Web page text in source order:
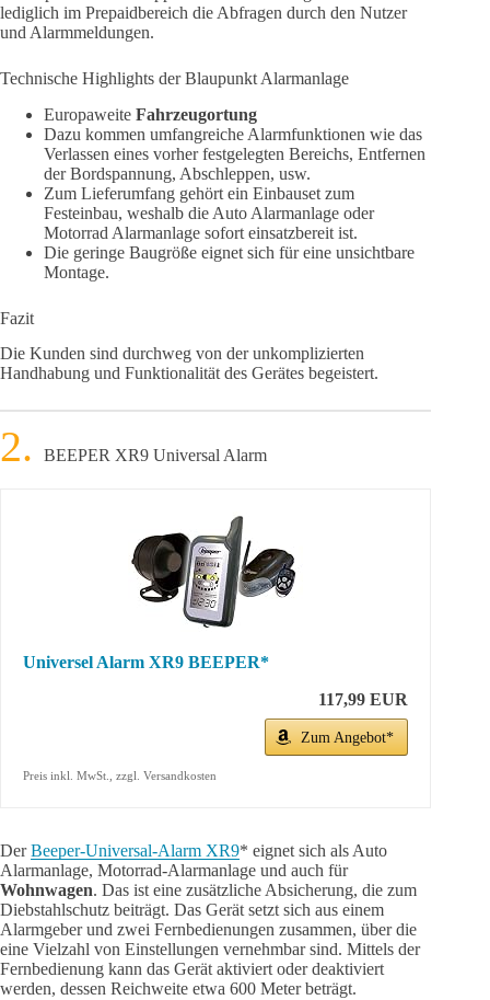
lediglich im Prepaidbereich die Abfragen durch den Nutzer
und Alarmmeldungen.
Technische Highlights der Blaupunkt Alarmanlage
Europaweite Fahrzeugortung
Dazu kommen umfangreiche Alarmfunktionen wie das
Verlassen eines vorher festgelegten Bereichs, Entfernen
der Bordspannung, Abschleppen, usw.
Zum Lieferumfang gehört ein Einbauset zum
Festeinbau, weshalb die Auto Alarmanlage oder
Motorrad Alarmanlage sofort einsatzbereit ist.
Die geringe Baugröße eignet sich für eine unsichtbare
Montage.
Fazit
Die Kunden sind durchweg von der unkomplizierten
Handhabung und Funktionalität des Gerätes begeistert.
BEEPER XR9 Universal Alarm
Universel Alarm XR9 BEEPER*
117,99 EUR
Zum Angebot*
Preis inkl. MwSt., zzgl. Versandkosten
DerBeeper-Universal-Alarm XR9* eignet sich als Auto
Alarmanlage, Motorrad-Alarmanlage und auch für
Wohnwagen. Das ist eine zusätzliche Absicherung, die zum
Diebstahlschutz beiträgt. Das Gerät setzt sich aus einem
Alarmgeber und zwei Fernbedienungen zusammen, über die
eine Vielzahl von Einstellungen vernehmbar sind. Mittels der
Fernbedienung kann das Gerät aktiviert oder deaktiviert
werden, dessen Reichweite etwa 600 Meter beträgt.